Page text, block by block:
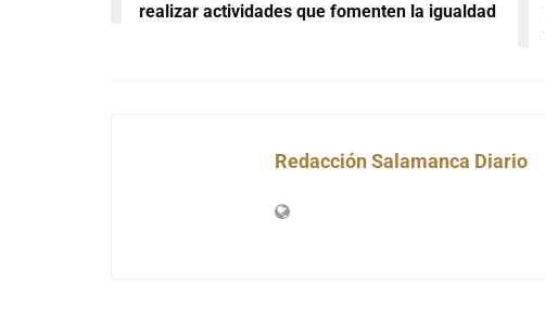
realizar actividades que fomenten la igualdad
Redacción Salamanca Diario